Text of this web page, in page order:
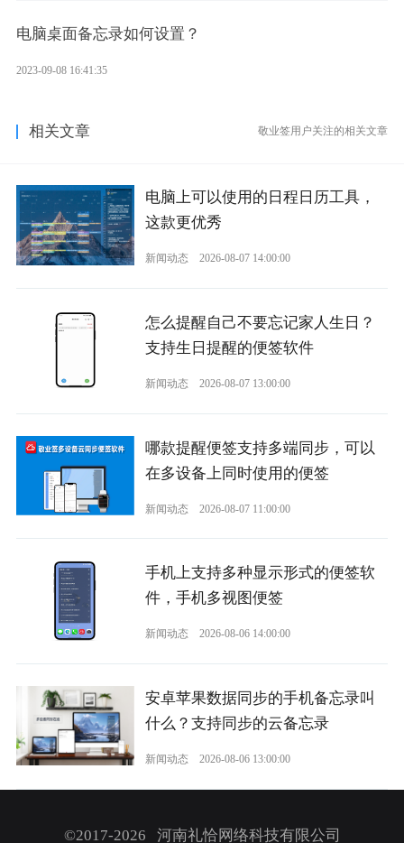
电脑桌面备忘录如何设置？
2023-09-08 16:41:35
相关文章 敬业签用户关注的相关文章
电脑上可以使用的日程日历工具，
这款更优秀
新闻动态 2026-08-07 14:00:00
怎么提醒自己不要忘记家人生日？
支持生日提醒的便签软件
新闻动态 2026-08-07 13:00:00
哪款提醒便签支持多端同步，可以
在多设备上同时使用的便签
新闻动态 2026-08-07 11:00:00
手机上支持多种显示形式的便签软
件，手机多视图便签
新闻动态 2026-08-06 14:00:00
安卓苹果数据同步的手机备忘录叫
什么？支持同步的云备忘录
新闻动态 2026-08-06 13:00:00
©2017-2026 河南礼恰网络科技有限公司